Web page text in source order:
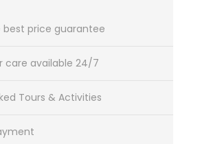
best price guarantee
care available 24/7
Tours & Activities